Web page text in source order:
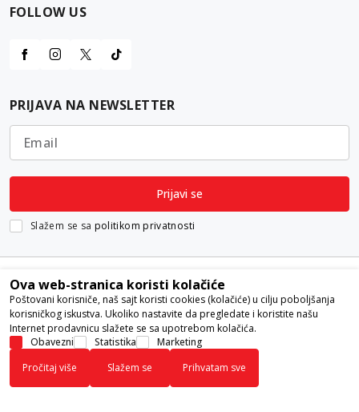
FOLLOW US
PRIJAVA NA NEWSLETTER
Email
Prijavi se
Slažem se sa politikom privatnosti
Nastojimo da budemo što precizniji u opisu proizvoda, prikazu slika i
samih cena, ali ne možemo garantovati da su sve informacije kompletne i
bez grešaka. Svi artikli prikazani na sajtu su deo naše ponude i ne
podrazumeva da su dostupni u svakom trenutku.
Ova web-stranica koristi kolačiće
Poštovani korisniče, naš sajt koristi cookies (kolačiće) u cilju poboljšanja
korisničkog iskustva. Ukoliko nastavite da pregledate i koristite našu
Internet prodavnicu slažete se sa upotrebom kolačića.
Obavezni
Statistika
Marketing
Pročitaj više
Slažem se Prihvatam sve